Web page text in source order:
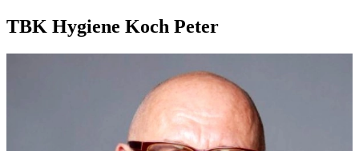
TBK Hygiene Koch Peter